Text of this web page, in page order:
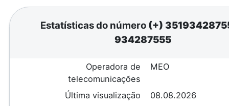
Estatísticas do número (+)
934287555
Operadora de
telecomunicações
MEO
Última visualização
08.08.2026